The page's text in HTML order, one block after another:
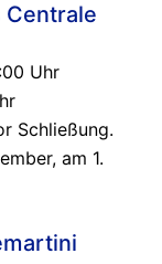
Centrale
Uhr
Schließung.
am 1.